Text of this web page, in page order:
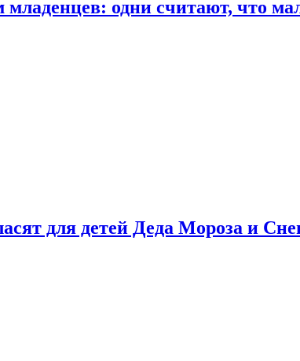
одни считают, что
для детей Деда Мороза и